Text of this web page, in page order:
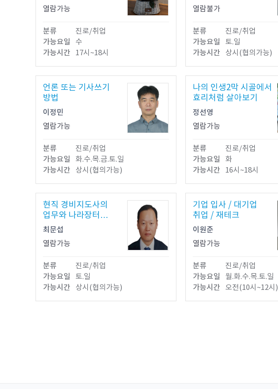
열람가능
분류
진로/취업
가능요일
수
가능시간
17시~18시
열람불가
분류
진로/취업
가능요일
토.일
가능시간
상시(협의가능)
언론 또는 기사쓰기
방법
이정민
열람가능
분류
진로/취업
가능요일
화.수.목.금.토.일
가능시간
상시(협의가능)
나의 인생2막 시골에서
효리처럼 살아보기
정선영
열람가능
분류
진로/취업
가능요일
화
가능시간
16시~18시
현직 경비지도사의
업무와 나라장터
시설분야 용역입찰
최문섭
열람가능
분류
진로/취업
가능요일
토.일
가능시간
상시(협의가능)
기업 입사 / 대기업
취업 / 재테크
이원준
열람가능
분류
진로/취업
가능요일
월.화.수.목.토.일
가능시간
오전(10시~12시)